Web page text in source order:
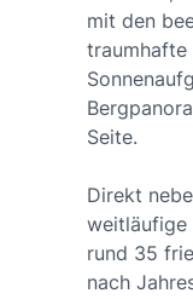
mit den
traumhafte
Seite.
Direkt
weitläufige
rund 35
nach